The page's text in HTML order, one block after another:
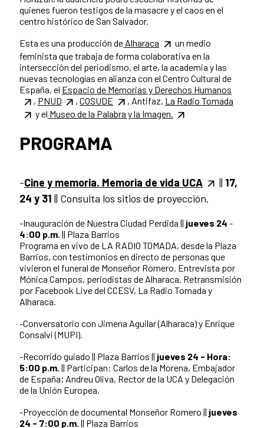
quienes fueron testigos de la masacre y el caos en el
centro histórico de San Salvador.
Esta es una producción de Alharaca
un medio
feminista que trabaja de forma colaborativa en la
intersección del periodismo, el arte, la academia y las
nuevas tecnologías en alianza con el Centro Cultural de
España, el Espacio de Memorias y Derechos Humanos
, PNUD ,COSUDE , Antifaz, La Radio Tomada
y el Museo de la Palabra y la Imagen.
PROGRAMA
-Cine y memoria. Memoria de vida UCA || 17,
24 y 31 || Consulta los sitios de proyección.
-Inauguración de Nuestra Ciudad Perdida || jueves 24 -
4:00 p.m. || Plaza Barrios
Programa en vivo de LA RADIO TOMADA, desde la Plaza
Barrios, con testimonios en directo de personas que
vivieron el funeral de Monseñor Romero. Entrevista por
Mónica Campos, periodistas de Alharaca. Retransmisión
por Facebook Live del CCESV, La Radio Tomada y
Alharaca.
-Conversatorio con Jimena Aguilar (Alharaca) y Enrique
Consalvi (MUPI).
-Recorrido guiado || Plaza Barrios || jueves 24 - Hora:
5:00 p.m. || Participan: Carlos de la Morena, Embajador
de España; Andreu Oliva, Rector de la UCA y Delegación
de la Unión Europea.
-Proyección de documental Monseñor Romero || jueves
24 - 7:00 p.m. || Plaza Barrios